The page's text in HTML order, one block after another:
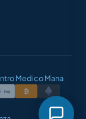
Medico Mana
Pay ₿